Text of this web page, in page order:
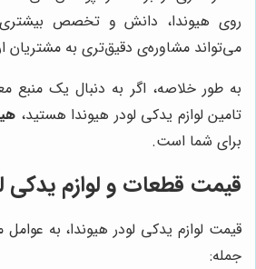
روی هیوندا، دانش و تخصص بیشتری
می‌تواند مشاوره‌ی دقیق‌تری به مشتریان
به طور خلاصه، اگر به دنبال یک منبع
تامین لوازم یدکی لودر هیوندا هستید،
برای شما است.
قیمت قطعات و لوازم یدکی
قیمت لوازم یدکی لودر هیوندا، به
جمله: